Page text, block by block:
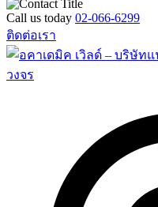
Call us today 02-066-6299
ติดต่อเรา